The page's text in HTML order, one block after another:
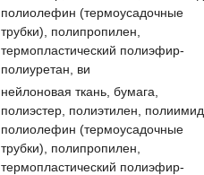
полиолефин (термоусадочные
трубки), полипропилен,
термопластический полиэфир-
полиуретан, ви
нейлоновая ткань, бумага,
полиэстер, полиэтилен, полиимид,
полиолефин (термоусадочные
трубки), полипропилен,
термопластический полиэфир-